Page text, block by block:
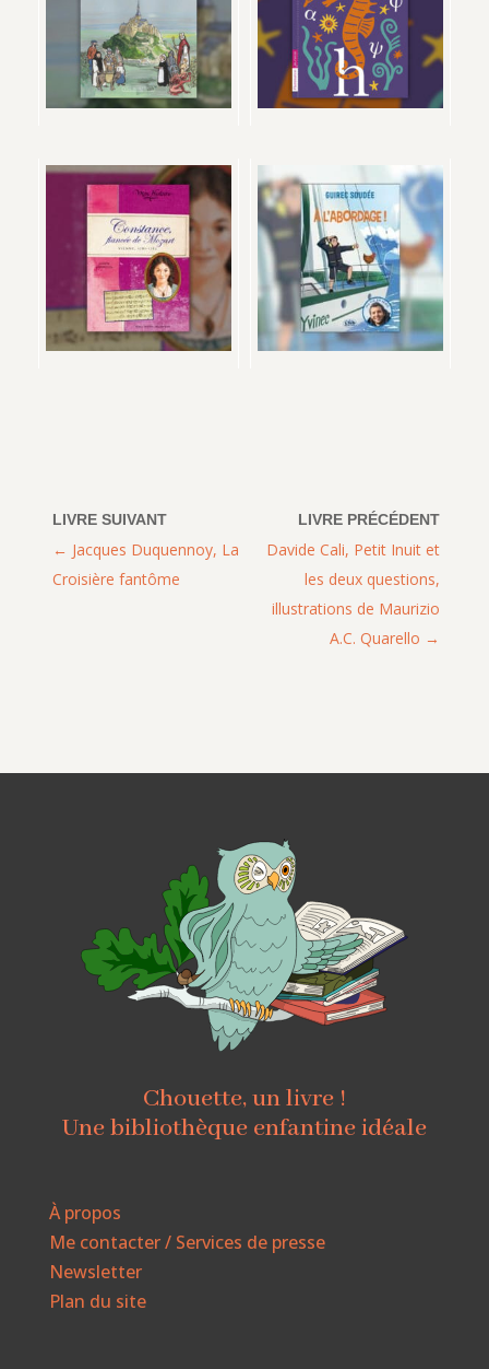
Davide Cali, Petit Inuit et
les deux questions,
illustrations de Maurizio
A.C. Quarello
Jacques Duquennoy, La
Croisière fantôme
Chouette, un livre !
Une bibliothèque enfantine idéale
À propos
Me contacter / Services de presse
Newsletter
Plan du site